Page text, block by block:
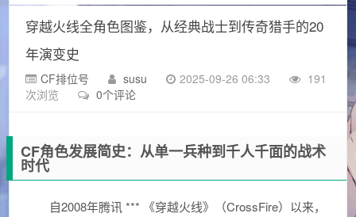
穿越火线全角色图鉴，从经典战士到传奇猎手的20
年演变史
CF排位号 susu 2025-09-26 06:33
191
次浏览
0个评论
CF角色发展简史：从单一兵种到千人千面的战术
时代
自2008年腾讯 *** 《穿越火线》（CrossFire）以来，